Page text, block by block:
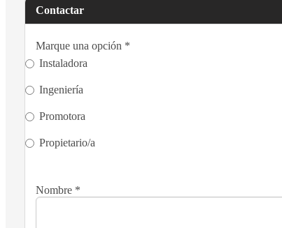
Contactar
Marque una opción *
Instaladora
Ingeniería
Promotora
Propietario/a
Nombre *